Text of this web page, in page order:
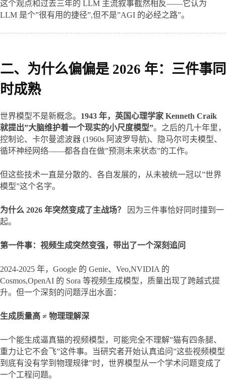
这个观点和过去三年的 LLM 主流叙事截然相反——它认为
LLM 是个”很有用的捷径”,但不是”AGI 的必经之路”。
二、为什么偏偏是 2026 年：三件事同
时成熟
世界模型不是新概念。 1943 年，英国心理学家 Kenneth Craik
就提出”大脑维护着一个现实的小尺度模型”。之后的几十年里，
控制论、卡尔曼滤波器 (1960s 阿波罗导航)、隐马尔可夫模型、
循环神经网络——都各自在做”预测未来状态”的工作。
但这些技术一直是分散的、各自发展的，从未被统一冠以”世界
模型”这个名字。
为什么 2026 年突然变成了主战场？
因为三件事恰好同时撞到一
起。
第一件事：视频生成突然变强，带出了一个深刻追问
2024-2025 年，Google 的 Genie、Veo,NVIDIA 的
Cosmos,OpenAI 的 Sora 等视频生成模型，质量出现了跨越式提
升。但一个深刻的问题浮出水面：
生成质量高 ≠ 物理理解深
一个能生成逼真猫的视频模型，可能完全不理解”猫有四条腿、
重力让它不会飞”这件事。当研究者开始认真追问”这些视频模型
到底有没有学到物理规律”时，世界模型从一个学术问题变成了
一个工程问题。